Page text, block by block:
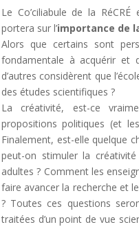
Le Co’ciliabule de la
portera sur l’importance de
Alors que certains sont
fondamentale à acquérir et
d’autres considèrent que
des études scientifiques ?
La créativité, est-ce
propositions politiques (et
Finalement, est-elle quelque
peut-on stimuler la
adultes ? Comment les
faire avancer la recherche et
? Toutes ces questions
traitées d’un point de vue